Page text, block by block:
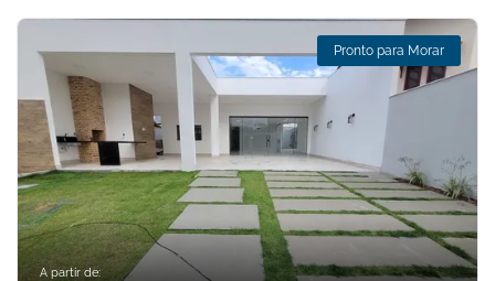
Pronto para Morar
A partir de: